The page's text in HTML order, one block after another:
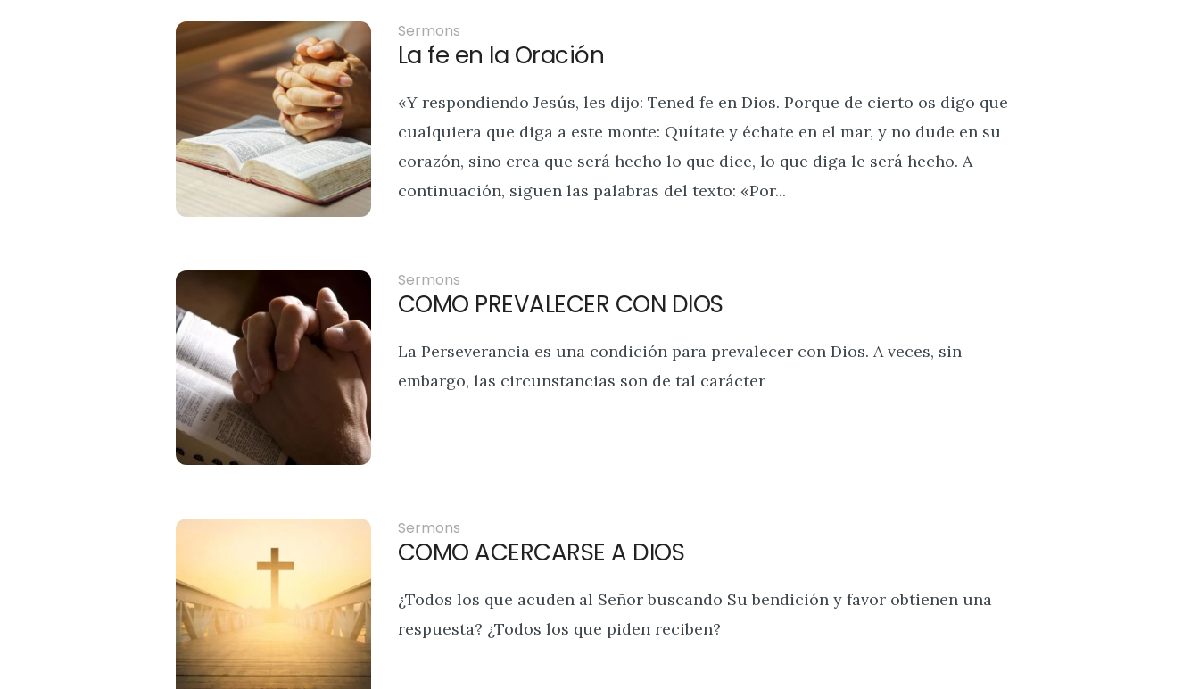
Sermons
La fe en la Oración
«Y respondiendo Jesús, les dijo: Tened fe en Dios. Porque de cierto os digo que
cualquiera que diga a este monte: Quítate y échate en el mar, y no dude en su
corazón, sino crea que será hecho lo que dice, lo que diga le será hecho. A
continuación, siguen las palabras del texto: «Por...
Sermons
COMO PREVALECER CON DIOS
La Perseverancia es una condición para prevalecer con Dios. A veces, sin
embargo, las circunstancias son de tal carácter
Sermons
COMO ACERCARSE A DIOS
¿Todos los que acuden al Señor buscando Su bendición y favor obtienen una
respuesta? ¿Todos los que piden reciben?